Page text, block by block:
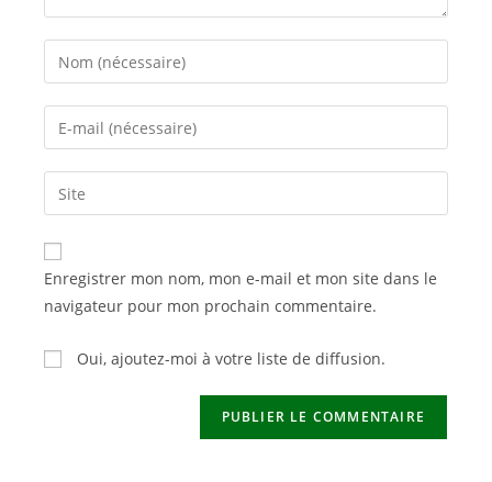
Enter
your
name
comment
Enter
your
email
address
comment
Saisir
l’URL
de
votre
(facultatif)
Enregistrer mon nom, mon e-mail et mon site dans le
navigateur pour mon prochain commentaire.
Oui, ajoutez-moi à votre liste de diffusion.